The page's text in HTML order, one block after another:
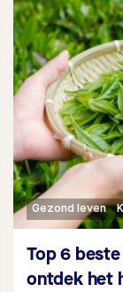
Gezond leven
Top 6
ontdek het